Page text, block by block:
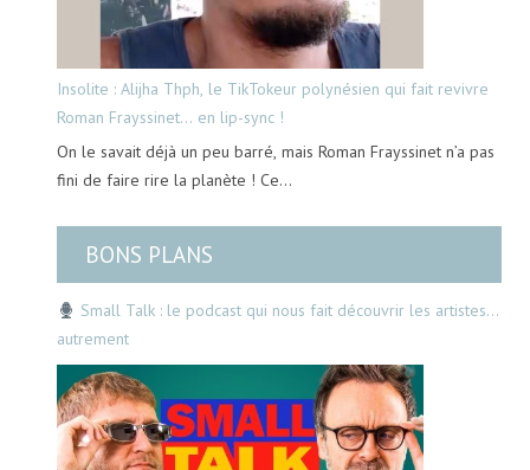
Insolite : Alijha Thph, le TikTokeur polynésien qui fait revivre
Roman Frayssinet… en lip-sync !
On le savait déjà un peu barré, mais Roman Frayssinet n’a pas
fini de faire rire la planète ! Ce…
BONS PLANS
Small Talk : le podcast qui nous fait découvrir les artistes…
autrement